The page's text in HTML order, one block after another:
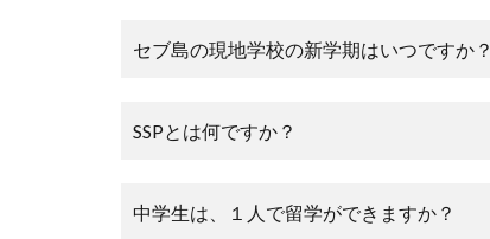
セブ島の現地学校の新学期はいつですか？
SSPとは何ですか？
中学生は、１人で留学ができますか？